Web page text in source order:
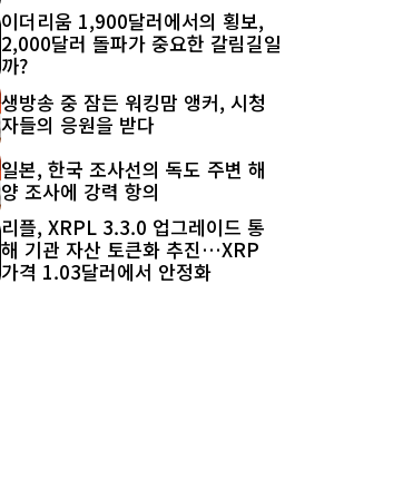
이더리움 1,900달러에서의 횡보,
2,000달러 돌파가 중요한 갈림길일
까?
생방송 중 잠든 워킹맘 앵커, 시청
자들의 응원을 받다
일본, 한국 조사선의 독도 주변 해
양 조사에 강력 항의
리플, XRPL 3.3.0 업그레이드 통
해 기관 자산 토큰화 추진…XRP
가격 1.03달러에서 안정화